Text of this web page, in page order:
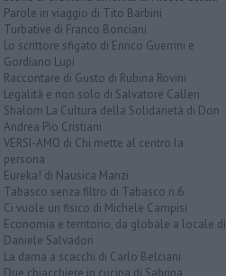
Parole in viaggio di Tito Barbini
Turbative di Franco Bonciani
Lo scrittore sfigato di Enrico Guerrini e
Gordiano Lupi
Raccontare di Gusto di Rubina Rovini
Legalità e non solo di Salvatore Calleri
Shalom La Cultura della Solidarietà di Don
Andrea Pio Cristiani
VERSI-AMO di Chi mette al centro la
persona
Eureka! di Nausica Manzi
Tabasco senza filtro di Tabasco n.6
Ci vuole un fisico di Michele Campisi
Economia e territorio, da globale a locale di
Daniele Salvadori
La dama a scacchi di Carlo Belciani
Due chiacchiere in cucina di Sabrina